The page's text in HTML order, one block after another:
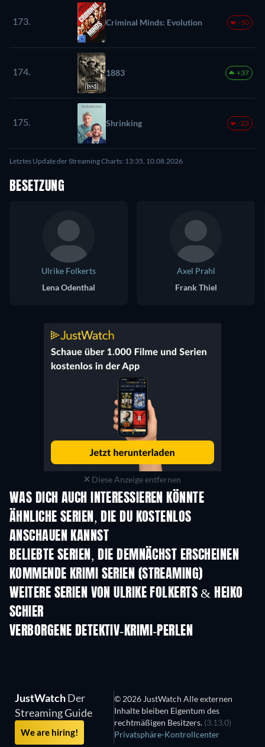
173. Criminal Minds: Evolution -50
174. 1883 +37
175. Shrinking -23
Letztes Update der Streaming Charts: 13:35, 10.08.2026
BESETZUNG
Ulrike Folkerts
Lena Odenthal
Axel Prahl
Frank Thiel
Diese Anzeige entfernen
WAS DICH AUCH INTERESSIEREN KÖNNTE
Serie Serie
ÄHNLICHE SERIEN, DIE DU KOSTENLOS
ANSCHAUEN KANNST
Serie
BELIEBTE SERIEN, DIE DEMNÄCHST ERSCHEINEN
Serie Serie
KOMMENDE KRIMI SERIEN (STREAMING)
Staffel 2 Staffel 1
WEITERE SERIEN VON ULRIKE FOLKERTS & HEIKO
SCHIER
Schimpanski
VERBORGENE DETEKTIV-KRIMI-PERLEN
Serie
JustWatchDer
Streaming Guide
We are hiring!
© 2026 JustWatch Alle externen
Inhalte bleiben Eigentum des
rechtmäßigen Besitzers. (3.13.0)
Privatsphäre-Kontrollcenter